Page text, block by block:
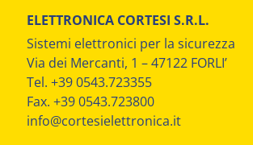
ELETTRONICA CORTESI S.R.L.
Sistemi elettronici per la sicurezza
Via dei Mercanti, 1 – 47122 FORLI’
Tel. +39 0543.723355
Fax. +39 0543.723800
info@cortesielettronica.it